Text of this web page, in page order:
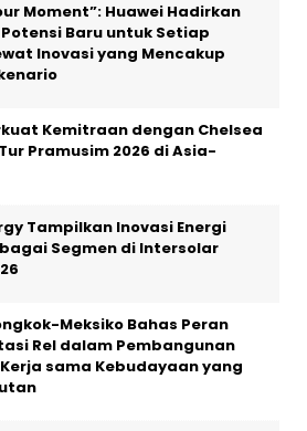
Moment”: Huawei Hadirkan
Baru untuk Setiap
Inovasi yang Mencakup
Kemitraan dengan Chelsea
Pramusim 2026 di Asia-
Tampilkan Inovasi Energi
Segmen di Intersolar
Meksiko Bahas Peran
Rel dalam Pembangunan
sama Kebudayaan yang